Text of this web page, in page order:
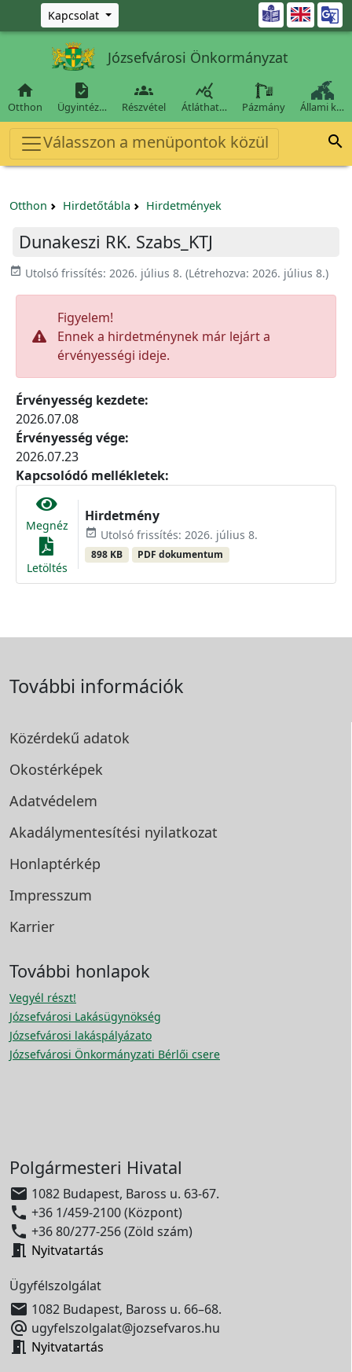
Ugrás a fő tartalomra
Kapcsolat 
Józsefvárosi Önkormányzat

Otthon

Ügyintéz…

Részvétel

Átláthat… Pázmány Állami k…
Válasszon a menüpontok közül 
Otthon Hirdetőtábla Hirdetmények
Dunakeszi RK. Szabs_KTJ
event_available Utolsó frissítés: 2026. július 8. (Létrehozva: 2026. július 8.)
Figyelem!
Ennek a hirdetménynek már lejárt a
érvényességi ideje.
Érvényesség kezdete:
2026.07.08
Érvényesség vége:
2026.07.23
Kapcsolódó mellékletek:
Megnéz
Letöltés
Hirdetmény
event_available Utolsó frissítés: 2026. július 8.
898 KB PDF dokumentum
További információk
Közérdekű adatok
Okostérképek
Adatvédelem
Akadálymentesítési nyilatkozat
Honlaptérkép
Impresszum
Karrier
További honlapok
Vegyél részt!
Józsefvárosi Lakásügynökség
Józsefvárosi lakáspályázato
Józsefvárosi Önkormányzati Bérlői csere
Polgármesteri Hivatal
 1082 Budapest, Baross u. 63-67.
 +36 1/459-2100 (Központ)
 +36 80/277-256 (Zöld szám)
 Nyitvatartás
Ügyfélszolgálat
 1082 Budapest, Baross u. 66–68.
 ugyfelszolgalat@jozsefvaros.hu
 Nyitvatartás